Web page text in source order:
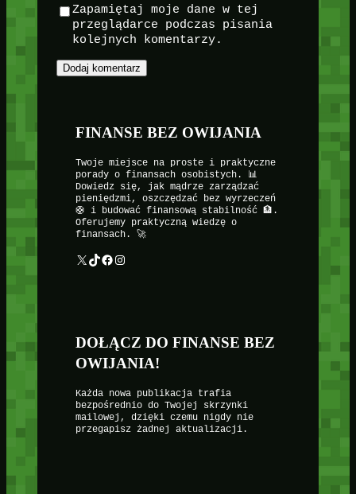
Zapamiętaj moje dane w tej
przeglądarce podczas pisania
kolejnych komentarzy.
FINANSE BEZ OWIJANIA
Twoje miejsce na proste i praktyczne
porady o finansach osobistych. 📊
Dowiedz się, jak mądrze zarządzać
pieniędzmi, oszczędzać bez wyrzeczeń
🛟 i budować finansową stabilność 🏦.
Oferujemy praktyczną wiedzę o
finansach. 🚀
X TikTok Facebook Instagram
DOŁĄCZ DO FINANSE BEZ
OWIJANIA!
Każda nowa publikacja trafia
bezpośrednio do Twojej skrzynki
mailowej, dzięki czemu nigdy nie
przegapisz żadnej aktualizacji.